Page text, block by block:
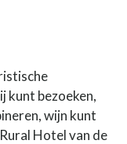
kunt bezoeken,
wijn kunt
Hotel van de